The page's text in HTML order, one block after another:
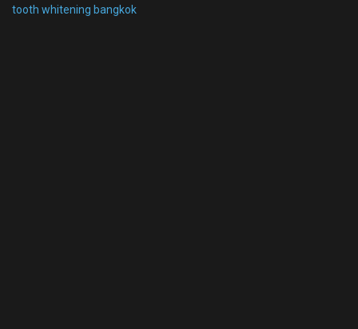
tooth whitening bangkok